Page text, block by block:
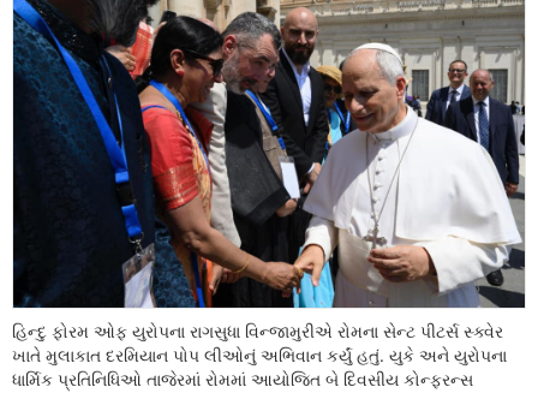
હિન્દુ ફોરમ ઓફ યુરોપના રાગસુધા વિન્જામુરીએ રોમના સેન્ટ પીટર્સ સ્ક્વેર
ખાતે મુલાકાત દરમિયાન પોપ લીઓનું અભિવાન કર્યું હતું. યુકે અને યુરોપના
ધાર્મિક પ્રતિનિધિઓ તાજેરમાં રોમમાં આયોજિત બે દિવસીય કોન્ફરન્સ